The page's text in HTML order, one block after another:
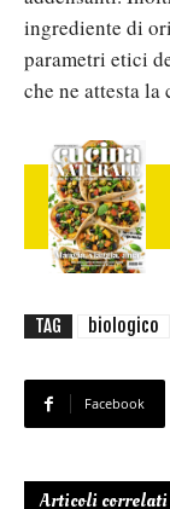
ingrediente di
parametri etici
che ne attesta
TAG biologico
Facebook
Articoli correlati